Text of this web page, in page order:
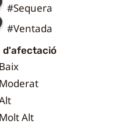
#Sequera
#Ventada
d'afectació
Baix
Moderat
Molt Alt